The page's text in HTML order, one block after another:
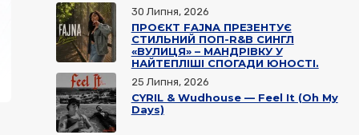
ПРОЄКТ FAJNA ПРЕЗЕНТУЄ
СТИЛЬНИЙ ПОП-R&B СИНГЛ
«ВУЛИЦЯ» – МАНДРІВКУ У
НАЙТЕПЛІШІ СПОГАДИ ЮНОСТІ.
30 Липня, 2026
CYRIL & Wudhouse — Feel It (Oh My
Days)
25 Липня, 2026